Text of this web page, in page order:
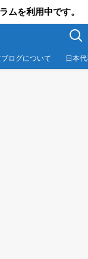
ムを利用中です。
ログについて 日本